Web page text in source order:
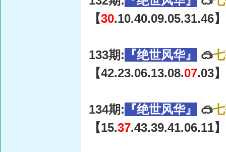
【30.10.40.09.05.31.46】
133期: 『绝世风华』 🥽
【42.23.06.13.08.07.03】
134期: 『绝世风华』 🥽
【15.37.43.39.41.06.11】